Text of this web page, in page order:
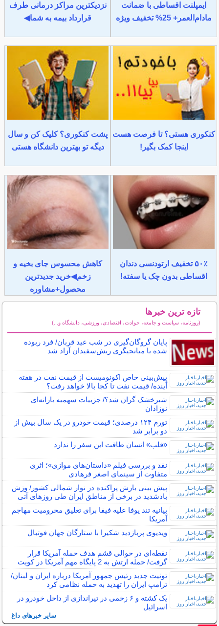
ایمپلنت اقساطی با ضمانت
مادام‌العمر+ 25% تخفیف ویژه
نزدیکترین مراکز درمانی طرف
قرارداد بیمه به شما◀
کنکوری هستی؟ تا فرصت هست
اینجا کمک بگیر!
پشت کنکوری؟ کلیک کن و سال
دیگه تو بهترین دانشگاه هستی
۵۰٪ تخفیف ارتودنسی دندان
اقساطی بدون چک یا سفته!
کاهش محسوس جای بخیه و
زخم◀خرید جدیدترین
محصول+مشاوره
تازه ترین خبرها
(روزنامه، سیاست و جامعه، حوادث، اقتصادی، ورزشی، دانشگاه و...)
پایان گروگان‌گیری در شب عید قربان/ فرد ربوده
شده با میانجیگری ریش‌سفیدان آزاد شد
پیش‌بینی خاص اکونومیست از قیمت نفت در هفته
آینده/ قیمت نفت تا کجا بالا خواهد رفت؟
شیرخشک گران شد؟/ جزییات سهمیه یارانه‌ای
نوزادان
تورم ۱۲۴ درصدی؛ قیمت خودرو در یک سال بیش از
دو برابر شد
«قلب» انسان طاقت این سفر را ندارد
نقد و بررسی فیلم «داستان‌های موازی»؛ اثری
متفاوت از سینمای اصغر فرهادی
پیش بینی بارش پراکنده در نوار شمالی کشور/ وزش
بادشدید در برخی از مناطق ایران طی روزهای آتی
بیانیه تند یوفا علیه فیفا برای تعلیق محرومیت مهاجم
آمریکا
ویدیوی پربازدید شکیرا با ستارگان جهان فوتبال
نقطه‌ای در حوالی قشم هدف حمله آمریکا قرار
گرفت/ حمله ارتش به 2 پایگاه مهم آمریکا در کویت
توئیت جدید رئیس جمهور آمریکا درباره ایران و لبنان/
ترامپ ایران را تهدید به حمله نظامی کرد
یک کشته و ۶ زخمی در تیراندازی از داخل خودرو در
اسرائیل
سایر خبرهای داغ